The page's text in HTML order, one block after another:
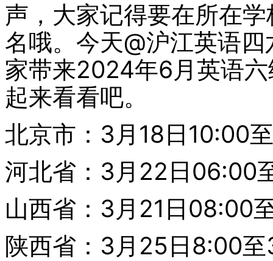
声，大家记得要在所在
名哦。今天@沪江英语
家带来2024年6月英语
起来看看吧。
北京市：3月18日10:00
河北省：3月22日06:00
山西省：3月21日08:00
陕西省：3月25日8:00